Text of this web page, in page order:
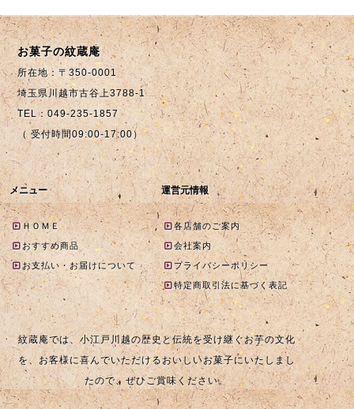
お菓子の紋蔵庵
所在地：〒350-0001
埼玉県川越市古谷上3788-1
TEL：049-235-1857
（ 受付時間09:00-17:00）
メニュー
ＨＯＭＥ
おすすめ商品
お支払い・お届けについて
運営元情報
各店舗のご案内
会社案内
プライバシーポリシー
特定商取引法に基づく表記
紋蔵庵では、小江戸川越の歴史と伝統を受け継ぐお芋の文化
を、お客様に喜んでいただけるおいしいお菓子にいたしまし
たので、ぜひご賞味ください。